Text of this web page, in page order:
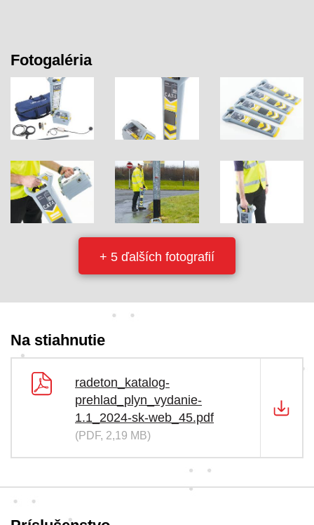
Fotogaléria
+ 5 ďalších fotografií
Na stiahnutie
radeton_katalog-
prehlad_plyn_vydanie-
1.1_2024-sk-web_45.pdf
(PDF, 2,19 MB)